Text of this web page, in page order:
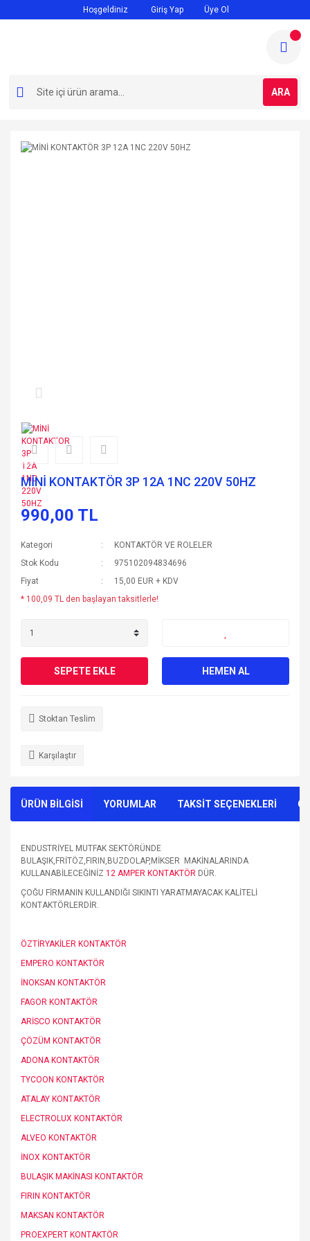
Hoşgeldiniz Giriş Yap Üye Ol
ARA
MİNİ KONTAKTÖR 3P 12A 1NC 220V 50HZ
990,00 TL
Kategori
KONTAKTÖR VE ROLELER
Stok Kodu
975102094834696
Fiyat
15,00 EUR + KDV
* 100,09 TL den başlayan taksitlerle!
SEPETE EKLE HEMEN AL
Stoktan Teslim
Karşılaştır
ÜRÜN BİLGİSİ YORUMLAR TAKSİT SEÇENEKLERİ
ENDUSTRİYEL MUTFAK SEKTÖRÜNDE
BULAŞIK,FRİTÖZ,FIRIN,BUZDOLAP,MİKSER MAKİNALARINDA
KULLANABİLECEĞİNİZ 12 AMPER KONTAKTÖR DÜR.
ÇOĞU FİRMANIN KULLANDIĞI SIKINTI YARATMAYACAK KALİTELİ
KONTAKTÖRLERDİR.
ÖZTİRYAKİLER KONTAKTÖR
EMPERO KONTAKTÖR
İNOKSAN KONTAKTÖR
FAGOR KONTAKTÖR
ARİSCO KONTAKTÖR
ÇÖZÜM KONTAKTÖR
ADONA KONTAKTÖR
TYCOON KONTAKTÖR
ATALAY KONTAKTÖR
ELECTROLUX KONTAKTÖR
ALVEO KONTAKTÖR
İNOX KONTAKTÖR
BULAŞIK MAKİNASI KONTAKTÖR
FIRIN KONTAKTÖR
MAKSAN KONTAKTÖR
PROEXPERT KONTAKTÖR